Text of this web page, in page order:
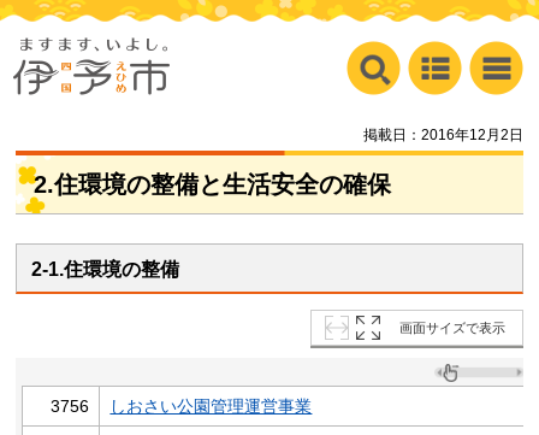
掲載日：2016年12月2日
2.住環境の整備と生活安全の確保
2-1.住環境の整備
画面サイズで表示
3756 しおさい公園管理運営事業